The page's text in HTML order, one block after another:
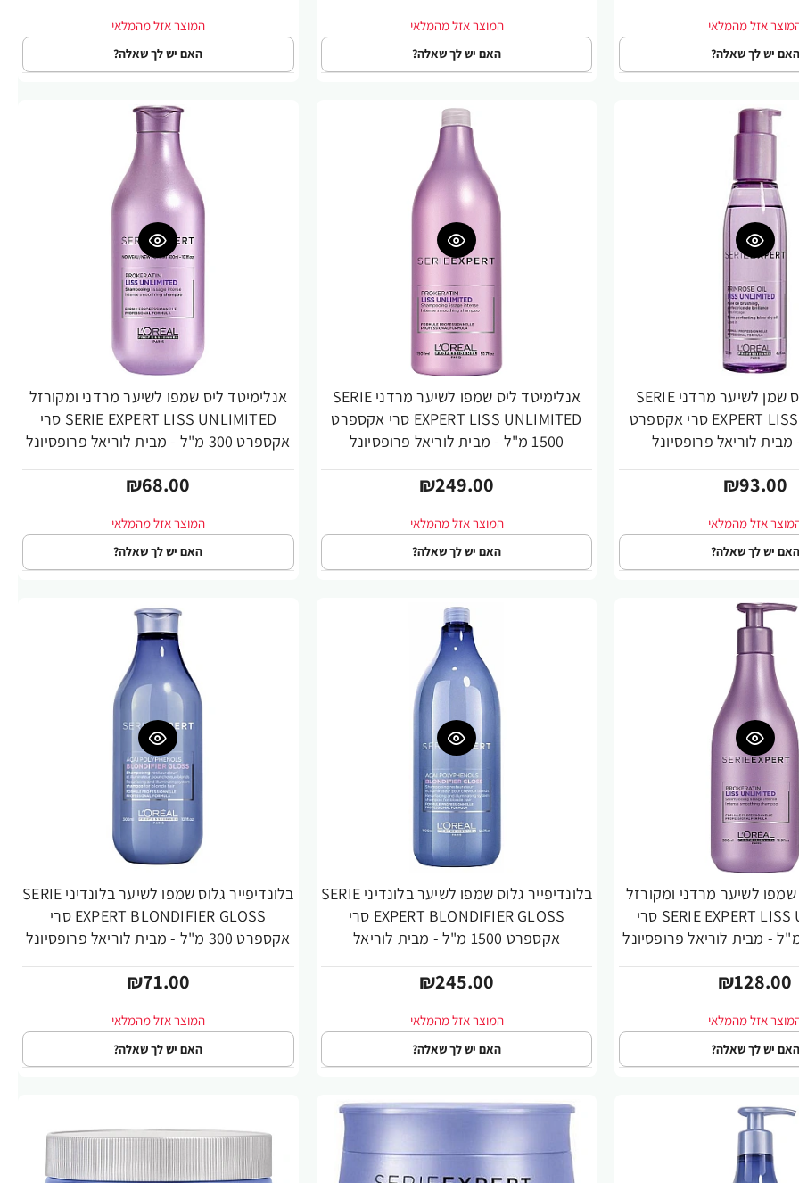
האם יש לך שאלה? האם יש לך שאלה? האם יש לך שאלה?
אנלימיטד ליס שמן לשיער מרדני SERIE
EXPERT LISS UNLIMITED סרי אקספרט
₪93.00
האם יש לך שאלה?
אנלימיטד ליס שמפו לשיער מרדני SERIE
EXPERT LISS UNLIMITED סרי אקספרט
1500 מ"ל - מבית לוריאל פרופסיונל
₪249.00
האם יש לך שאלה?
אנלימיטד ליס שמפו לשיער מרדני ומקורזל
SERIE EXPERT LISS UNLIMITED סרי
אקספרט 300 מ"ל - מבית לוריאל פרופסיונל
₪68.00
האם יש לך שאלה?
לשיער מרדני ומקורזל
SERIE EXPERT LISS UNLIMITED סרי
₪128.00
האם יש לך שאלה?
בלונדיפייר גלוס שמפו לשיער בלונדיני SERIE
EXPERT BLONDIFIER GLOSS סרי
אקספרט 1500 מ"ל - מבית לוריאל
₪245.00
האם יש לך שאלה?
בלונדיפייר גלוס שמפו לשיער בלונדיני SERIE
EXPERT BLONDIFIER GLOSS סרי
אקספרט 300 מ"ל - מבית לוריאל פרופסיונל
₪71.00
האם יש לך שאלה?